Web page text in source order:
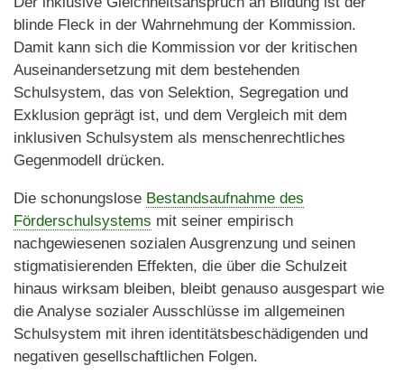
blinde Fleck in der Wahrnehmung der Kommission.
Damit kann sich die Kommission vor der kritischen
Auseinandersetzung mit dem bestehenden
Schulsystem, das von Selektion, Segregation und
Exklusion geprägt ist, und dem Vergleich mit dem
inklusiven Schulsystem als menschenrechtliches
Gegenmodell drücken.
Die schonungslose Bestandsaufnahme des
Förderschulsystems mit seiner empirisch
nachgewiesenen sozialen Ausgrenzung und seinen
stigmatisierenden Effekten, die über die Schulzeit
hinaus wirksam bleiben, bleibt genauso ausgespart wie
die Analyse sozialer Ausschlüsse im allgemeinen
Schulsystem mit ihren identitätsbeschädigenden und
negativen gesellschaftlichen Folgen.